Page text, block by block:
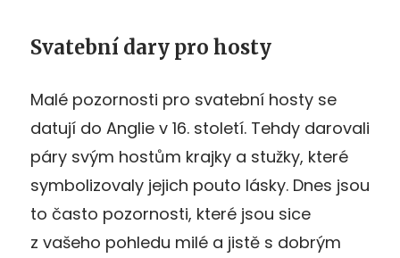
Svatební dary pro hosty
Malé pozornosti pro svatební hosty se
datují do Anglie v 16. století. Tehdy darovali
páry svým hostům krajky a stužky, které
symbolizovaly jejich pouto lásky. Dnes jsou
to často pozornosti, které jsou sice
z vašeho pohledu milé a jistě s dobrým